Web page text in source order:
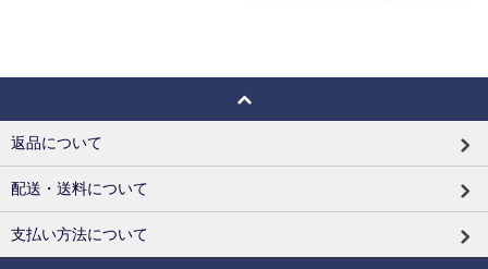
返品について
配送・送料について
支払い方法について